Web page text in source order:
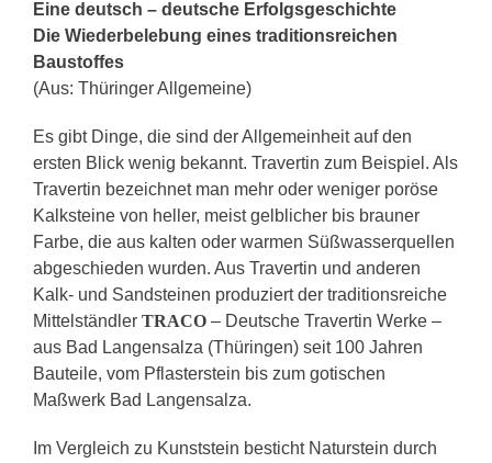
Eine deutsch – deutsche Erfolgsgeschichte
Die Wiederbelebung eines traditionsreichen
Baustoffes
(Aus: Thüringer Allgemeine)
Es gibt Dinge, die sind der Allgemeinheit auf den
ersten Blick wenig bekannt. Travertin zum Beispiel. Als
Travertin bezeichnet man mehr oder weniger poröse
Kalksteine von heller, meist gelblicher bis brauner
Farbe, die aus kalten oder warmen Süßwasserquellen
abgeschieden wurden. Aus Travertin und anderen
Kalk- und Sandsteinen produziert der traditionsreiche
Mittelständler TRACO – Deutsche Travertin Werke –
aus Bad Langensalza (Thüringen) seit 100 Jahren
Bauteile, vom Pflasterstein bis zum gotischen
Maßwerk Bad Langensalza.
Im Vergleich zu Kunststein besticht Naturstein durch